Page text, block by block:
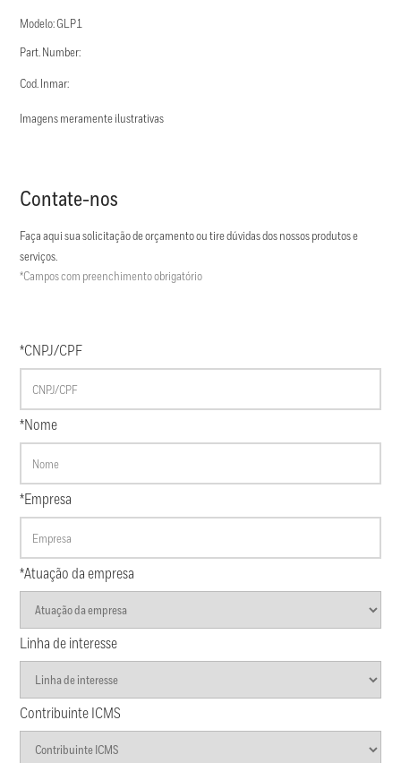
Modelo: GLP1
Part. Number:
Cod. Inmar:
Imagens meramente ilustrativas
Contate-nos
Faça aqui sua solicitação de orçamento ou tire dúvidas dos nossos produtos e
serviços.
*Campos com preenchimento obrigatório
*CNPJ/CPF
*Nome
*Empresa
*Atuação da empresa
Linha de interesse
Contribuinte ICMS